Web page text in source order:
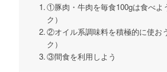
①豚肉・牛肉を毎食100gは食べよ
ク）
②オイル系調味料を積極的に使お
ク）
③間食を利用しよう